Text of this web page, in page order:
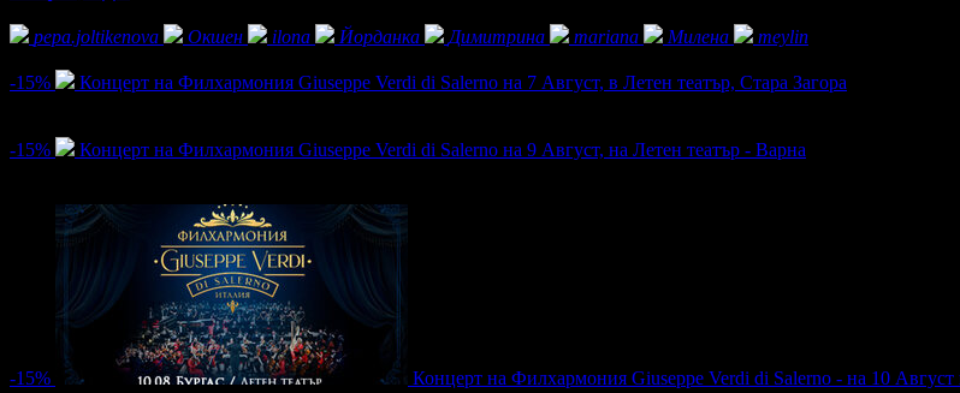
pepa.joltikenova
Окшен ilona Йорданка Димитрина mariana Милена
meylin
-15%
Концерт на Филхармония Giuseppe Verdi di Salerno на 7 Август, в Летен театър, Стара Загора
-15%
Концерт на Филхармония Giuseppe Verdi di Salerno на 9 Август, на Летен театър - Варна
-15%
Концерт на Филхармония Giuseppe Verdi di Salerno - на 10 Август